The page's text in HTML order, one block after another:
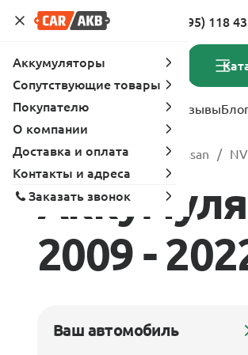
Адреса магазинов 8 (495) 118
Услуги Вопрос-ответ Отзывы
Главная Каталог Nissan
2009 -
Ваш автомобиль
Аккумуляторы
Сопутствующие товары
Покупателю
О компании
Доставка и оплата
Контакты и адреса
Заказать звонок